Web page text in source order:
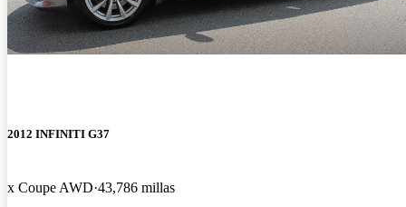
2012 INFINITI G37
x Coupe AWD 43,786 millas